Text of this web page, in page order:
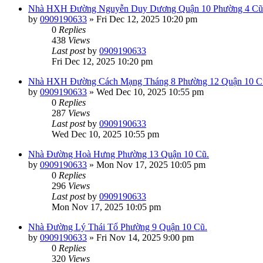
Nhà HXH Đường Nguyễn Duy Dương Quận 10 Phường 4
by 0909190633 » Fri Dec 12, 2025 10:20 pm
0 Replies
438 Views
Last postby 0909190633
Fri Dec 12, 2025 10:20 pm
Nhà HXH Đường Cách Mạng Tháng 8 Phường 12 Quận 10
by 0909190633 » Wed Dec 10, 2025 10:55 pm
0 Replies
287 Views
Last postby 0909190633
Wed Dec 10, 2025 10:55 pm
Nhà Đường Hoà Hưng Phường 13 Quận 10 Cũ.
by 0909190633 » Mon Nov 17, 2025 10:05 pm
0 Replies
296 Views
Last postby 0909190633
Mon Nov 17, 2025 10:05 pm
Nhà Đường Lý Thái Tổ Phường 9 Quận 10 Cũ.
by 0909190633 » Fri Nov 14, 2025 9:00 pm
0 Replies
320 Views